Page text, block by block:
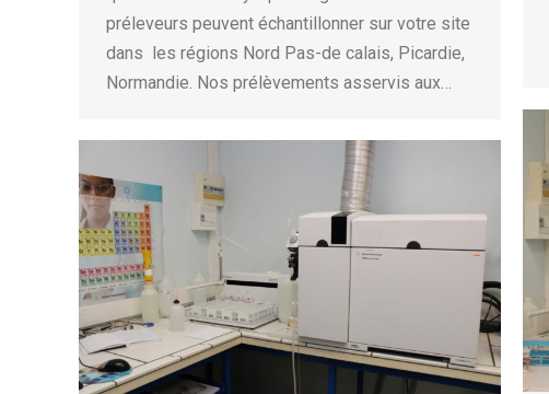
préleveurs peuvent échantillonner sur votre site
dans les régions Nord Pas-de calais, Picardie,
Normandie. Nos prélèvements asservis aux…